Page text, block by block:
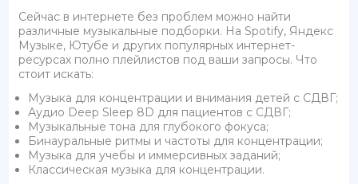
Сейчас в интернете без проблем можно найти
различные музыкальные подборки. На Spotify, Яндекс
Музыке, Ютубе и других популярных интернет-
ресурсах полно плейлистов под ваши запросы. Что
стоит искать:
Музыка для концентрации и внимания детей с СДВГ;
Аудио Deep Sleep 8D для пациентов с СДВГ;
Музыкальные тона для глубокого фокуса;
Бинауральные ритмы и частоты для концентрации;
Музыка для учебы и иммерсивных заданий;
Классическая музыка для концентрации.